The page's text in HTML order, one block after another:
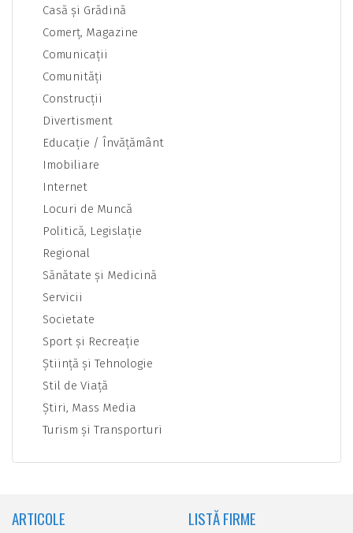
Casă şi Grădină
Comerţ, Magazine
Comunicaţii
Comunităţi
Construcţii
Divertisment
Educaţie / Învăţământ
Imobiliare
Internet
Locuri de Muncă
Politică, Legislaţie
Regional
Sănătate şi Medicină
Servicii
Societate
Sport şi Recreaţie
Ştiinţă şi Tehnologie
Stil de Viaţă
Ştiri, Mass Media
Turism şi Transporturi
ARTICOLE LISTĂ FIRME